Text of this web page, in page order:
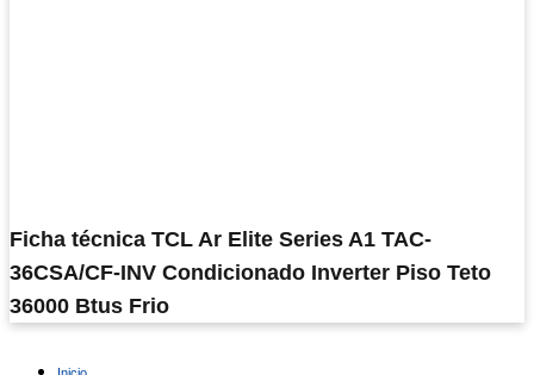
Ficha técnica TCL Ar Elite Series A1 TAC-
36CSA/CF-INV Condicionado Inverter Piso Teto
36000 Btus Frio